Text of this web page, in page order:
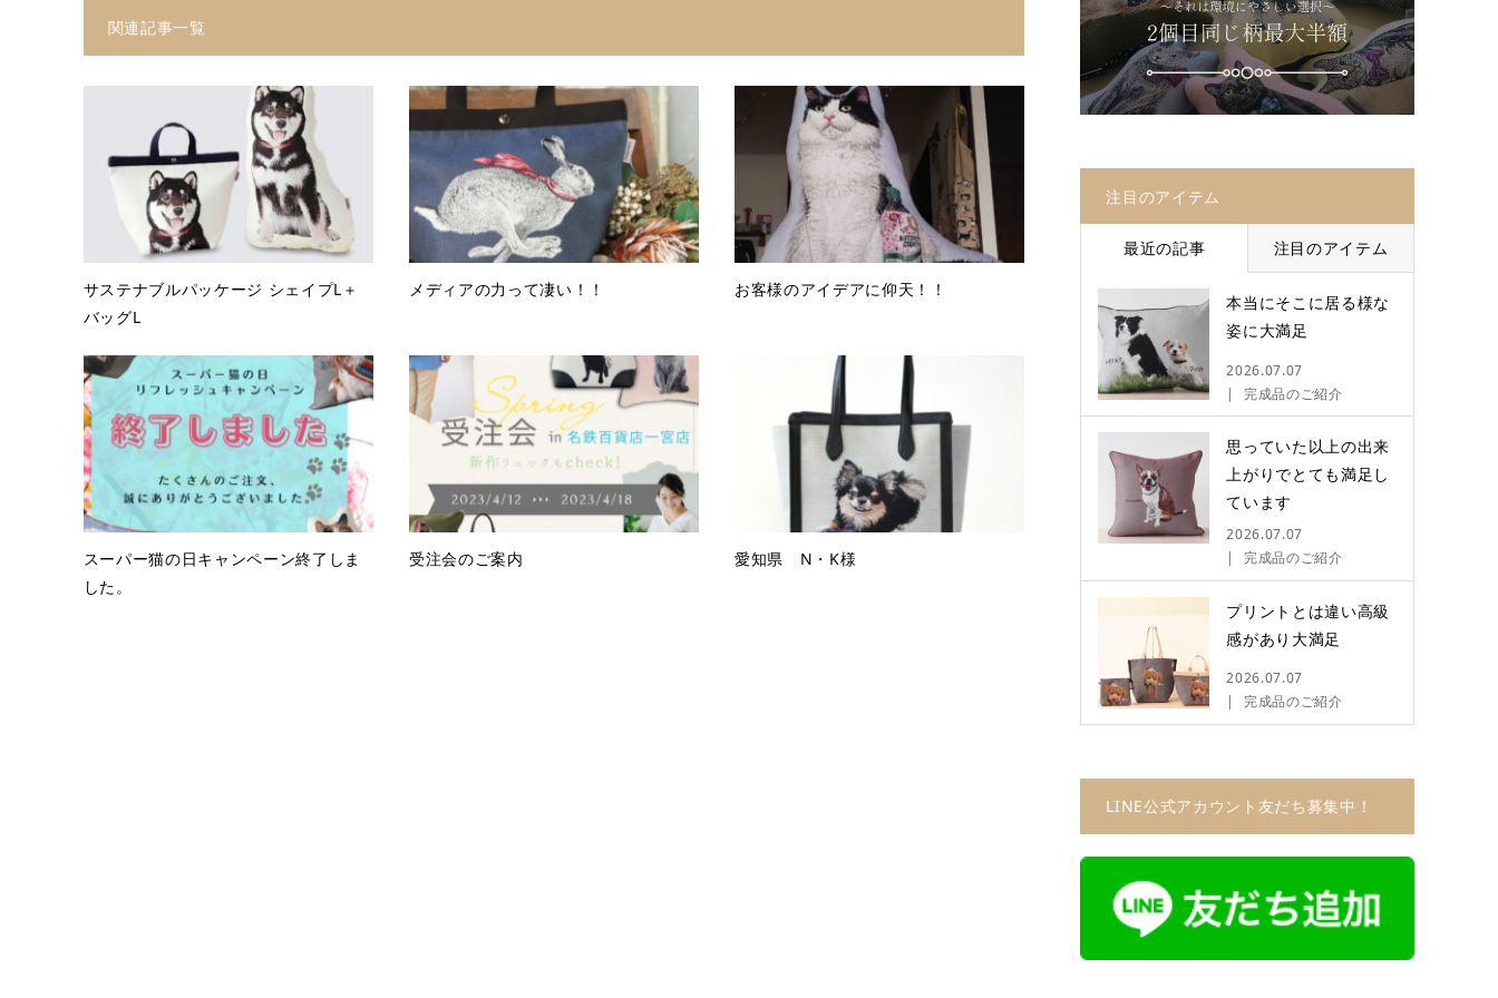
関連記事一覧
サステナブルパッケージ シェイプL＋
バッグL
メディアの力って凄い！！ お客様のアイデアに仰天！！
スーパー猫の日キャンペーン終了しま
した。
受注会のご案内 愛知県 N・K様
注目のアイテム
最近の記事 注目のアイテム
本当にそこに居る様な
姿に大満足
2026.07.07
完成品のご紹介
思っていた以上の出来
上がりでとても満足し
ています
2026.07.07
完成品のご紹介
プリントとは違い高級
感があり大満足
2026.07.07
完成品のご紹介
LINE公式アカウント友だち募集中！